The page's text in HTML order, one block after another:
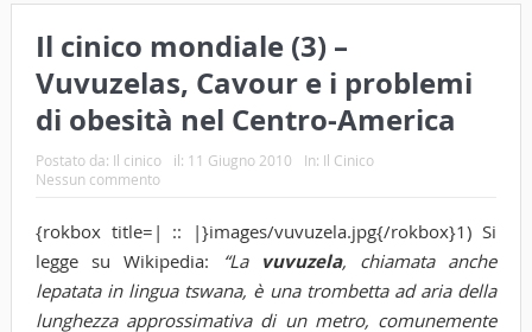
Il cinico mondiale (3) –
Vuvuzelas, Cavour e i problemi
di obesità nel Centro-America
Postato da: Il cinico il: 11 Giugno 2010 In: Il Cinico
Nessun commento
{rokbox title=| :: |}images/vuvuzela.jpg{/rokbox}1) Si
legge su Wikipedia:
“La vuvuzela, chiamata anche
lepatata in lingua tswana, è una trombetta ad aria della
lunghezza approssimativa di un metro, comunemente